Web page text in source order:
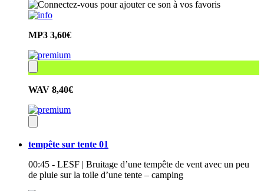
MP3 3,60€
WAV 8,40€
tempête sur tente 01
00:45 - LESF | Bruitage d’une tempête de vent avec un peu
de pluie sur la toile d’une tente – camping